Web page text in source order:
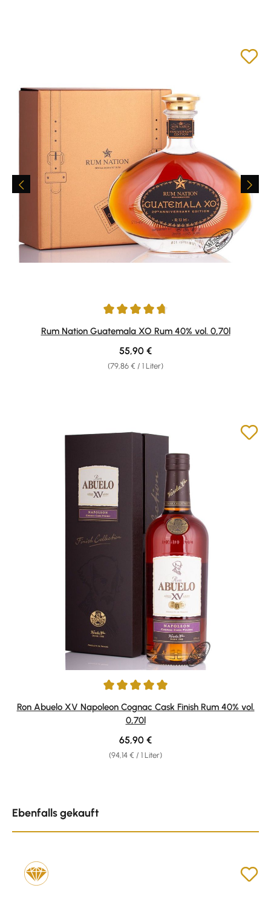
Durchschnittliche Bewertung von 4.8 von 5 Sternen
Rum Nation Guatemala XO Rum 40% vol. 0,70l
(79,86 € / 1 Liter)
Regulärer Preis:
55,90 €
Durchschnittliche Bewertung von 5 von 5 Sternen
Ron Abuelo XV Napoleon Cognac Cask Finish Rum 40% vol.
0,70l
(94,14 € / 1 Liter)
Regulärer Preis:
65,90 €
Ebenfalls gekauft